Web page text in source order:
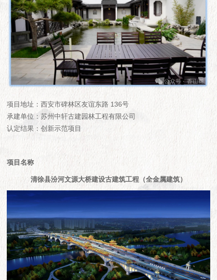
项目地址：西安市碑林区友谊东路 136号
承建单位：苏州中轩古建园林工程有限公司
认定结果：创新示范项目
项目名称
清徐县汾河文源大桥建设古建筑工程（全金属建筑）